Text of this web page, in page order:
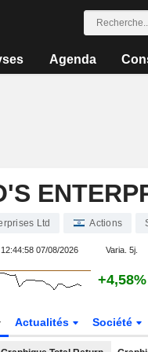
Agenda
Ltd Actions
12:44:58 07/08/2026 Varia. 5j.
+4,58%
Actualités Société